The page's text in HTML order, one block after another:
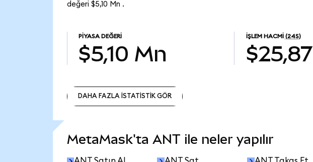
değeri $5,10 Mn .
PIYASA DEĞERI
$5,10 Mn
İŞLEM HACMI (24S)
$25,87
DAHA FAZLA İSTATİSTİK GÖR
MetaMask'ta ANT ile neler yapılır